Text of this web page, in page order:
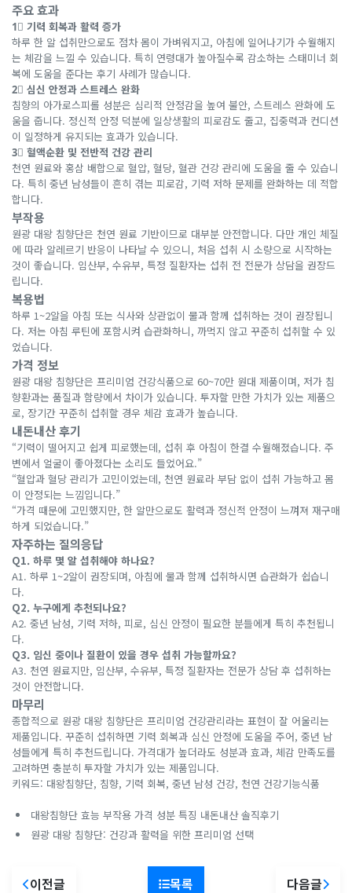
주요 효과
1⃣ 기력 회복과 활력 증가
하루 한 알 섭취만으로도 점차 몸이 가벼워지고, 아침에 일어나기가 수월해지
는 체감을 느낄 수 있습니다. 특히 연령대가 높아질수록 감소하는 스태미너 회
복에 도움을 준다는 후기 사례가 많습니다.
2⃣ 심신 안정과 스트레스 완화
침향의 아가로스피롤 성분은 심리적 안정감을 높여 불안, 스트레스 완화에 도
움을 줍니다. 정신적 안정 덕분에 일상생활의 피로감도 줄고, 집중력과 컨디션
이 일정하게 유지되는 효과가 있습니다.
3⃣ 혈액순환 및 전반적 건강 관리
천연 원료와 홍삼 배합으로 혈압, 혈당, 혈관 건강 관리에 도움을 줄 수 있습니
다. 특히 중년 남성들이 흔히 겪는 피로감, 기력 저하 문제를 완화하는 데 적합
합니다.
부작용
원광 대왕 침향단은 천연 원료 기반이므로 대부분 안전합니다. 다만 개인 체질
에 따라 알레르기 반응이 나타날 수 있으니, 처음 섭취 시 소량으로 시작하는
것이 좋습니다. 임산부, 수유부, 특정 질환자는 섭취 전 전문가 상담을 권장드
립니다.
복용법
하루 1~2알을 아침 또는 식사와 상관없이 물과 함께 섭취하는 것이 권장됩니
다. 저는 아침 루틴에 포함시켜 습관화하니, 까먹지 않고 꾸준히 섭취할 수 있
었습니다.
가격 정보
원광 대왕 침향단은 프리미엄 건강식품으로 60~70만 원대 제품이며, 저가 침
향환과는 품질과 함량에서 차이가 있습니다. 투자할 만한 가치가 있는 제품으
로, 장기간 꾸준히 섭취할 경우 체감 효과가 높습니다.
내돈내산 후기
“기력이 떨어지고 쉽게 피로했는데, 섭취 후 아침이 한결 수월해졌습니다. 주
변에서 얼굴이 좋아졌다는 소리도 들었어요.”
“혈압과 혈당 관리가 고민이었는데, 천연 원료라 부담 없이 섭취 가능하고 몸
이 안정되는 느낌입니다.”
“가격 때문에 고민했지만, 한 알만으로도 활력과 정신적 안정이 느껴져 재구매
하게 되었습니다.”
자주하는 질의응답
Q1. 하루 몇 알 섭취해야 하나요?
A1. 하루 1~2알이 권장되며, 아침에 물과 함께 섭취하시면 습관화가 쉽습니
다.
Q2. 누구에게 추천되나요?
A2. 중년 남성, 기력 저하, 피로, 심신 안정이 필요한 분들에게 특히 추천됩니
다.
Q3. 임신 중이나 질환이 있을 경우 섭취 가능할까요?
A3. 천연 원료지만, 임산부, 수유부, 특정 질환자는 전문가 상담 후 섭취하는
것이 안전합니다.
마무리
종합적으로 원광 대왕 침향단은 프리미엄 건강관리라는 표현이 잘 어울리는
제품입니다. 꾸준히 섭취하면 기력 회복과 심신 안정에 도움을 주어, 중년 남
성들에게 특히 추천드립니다. 가격대가 높더라도 성분과 효과, 체감 만족도를
고려하면 충분히 투자할 가치가 있는 제품입니다.
키워드: 대왕침향단, 침향, 기력 회복, 중년 남성 건강, 천연 건강기능식품
대왕침향단 효능 부작용 가격 성분 특징 내돈내산 솔직후기
원광 대왕 침향단: 건강과 활력을 위한 프리미엄 선택
이전글 목록 다음글